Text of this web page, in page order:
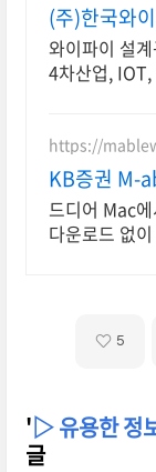
(주)한국와
문설치
와이파이 설
4차산업,
전문성있는
https://
KB증권 M-
으로, 언제
드디어 Mac
다운로드 없
5
'▷ 유용한 정
글